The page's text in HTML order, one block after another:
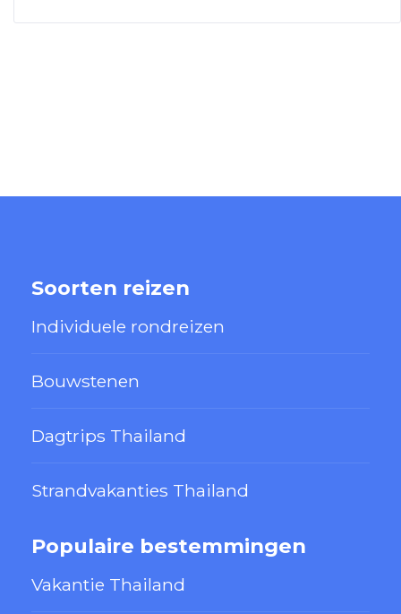
Soorten reizen
Individuele rondreizen
Bouwstenen
Dagtrips Thailand
Strandvakanties Thailand
Populaire bestemmingen
Vakantie Thailand